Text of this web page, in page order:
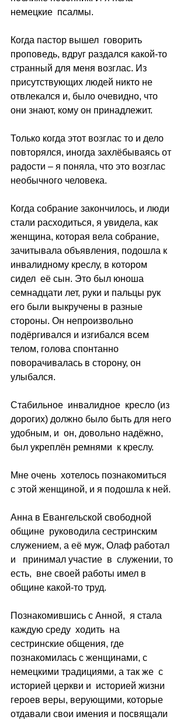
немецкие  псалмы.
Когда пастор вышел  говорить
проповедь, вдруг раздался какой-то
странный для меня возглас. Из
присутствующих людей никто не
отвлекался и, было очевидно, что
они знают, кому он принадлежит.
Только когда этот возглас то и дело
повторялся, иногда захлёбываясь от
радости – я поняла, что это возглас
необычного человека.
Когда собрание закончилось, и люди
стали расходиться, я увидела, как
женщина, которая вела собрание,
зачитывала объявления, подошла к
инвалидному креслу, в котором
сидел  её сын. Это был юноша
семнадцати лет, руки и пальцы рук
его были выкручены в разные
стороны. Он непроизвольно
подёргивался и изгибался всем
телом, голова спонтанно
поворачивалась в сторону, он
улыбался.
Стабильное  инвалидное  кресло (из
дорогих) должно было быть для него
удобным, и  он, довольно надёжно,
был укреплён ремнями  к креслу.
Мне очень  хотелось познакомиться
с этой женщиной, и я подошла к ней.
Анна в Евангельской свободной
общине  руководила сестринским
служением, а её муж, Олаф работал
и   принимал участие  в  служении, то
есть,  вне своей работы имел в
общине какой-то труд.
Познакомившись с Анной,  я стала
каждую среду  ходить  на
сестринские общения, где
познакомилась с женщинами, с
немецкими традициями, а так же  с
историей церкви и  историей жизни
героев веры, верующими, которые
отдавали свои имения и посвящали